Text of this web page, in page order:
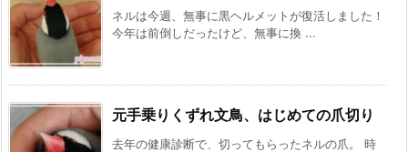
ネルは今週、無事に黒ヘルメットが復活しました！
今年は前倒しだったけど、無事に換 ...
元手乗りくずれ文鳥、はじめての爪切り
去年の健康診断で、切ってもらったネルの爪。 時